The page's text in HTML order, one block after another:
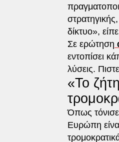
δίκτυο»,
Σε ερώτηση
εντοπίσει
λύσεις.
«Το
Όπως
Ευρώπη